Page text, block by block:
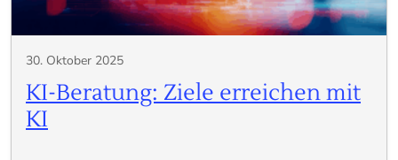
30. Oktober 2025
KI-Beratung: Ziele erreichen mit
KI